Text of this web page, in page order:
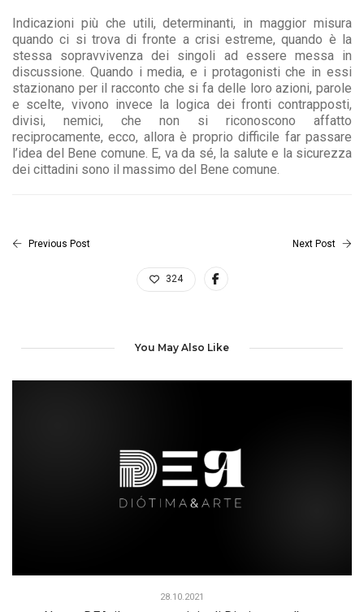
Indicazioni più che utili, determinanti, in maggior misura
quando ci si trova di fronte a crisi estreme, quando è la
stessa sopravvivenza dei singoli ad essere messa in
discussione. Quando i media, e i protagonisti che in essi
stazionano per il racconto che si fa delle loro azioni, parole
e scelte, vivono invece la logica dei fronti contrapposti,
divisi, nemici, che non si riconoscono affatto
reciprocamente, ecco, allora è proprio difficile far passare
l’idea del Bene comune. E, va da sé, la salute e la sicurezza
dei cittadini sono il massimo del Bene comune.
Previous Post Next Post
324
You May Also Like
28.10.2021